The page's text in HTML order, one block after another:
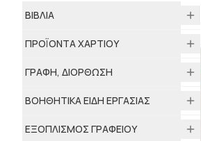
ΒΙΒΛΙΑ
ΠΡΟΪΟΝΤΑ ΧΑΡΤΙΟΥ
ΓΡΑΦΗ, ΔΙΟΡΘΩΣΗ
ΒΟΗΘΗΤΙΚΑ ΕΙΔΗ ΕΡΓΑΣΙΑΣ
ΕΞΟΠΛΙΣΜΟΣ ΓΡΑΦΕΙΟΥ